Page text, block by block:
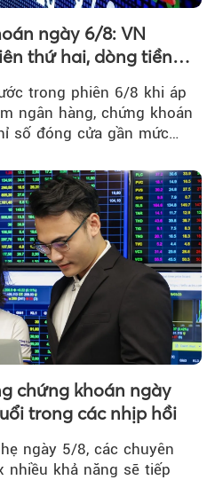
ngày 6/8: VN
thứ hai, dòng tiền
MA20
trong phiên 6/8 khi áp
ngân hàng, chứng khoán
số đóng cửa gần mức
chứng khoán ngày
trong các nhịp hồi
ngày 5/8, các chuyên
nhiều khả năng sẽ tiếp